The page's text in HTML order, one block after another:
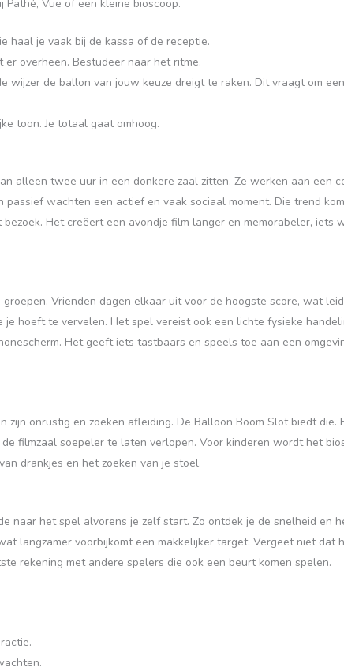
Vue of een kleine bioscoop.
haal je vaak bij de kassa of de receptie.
overheen. Bestudeer naar het ritme.
de ballon van jouw keuze dreigt te raken. Dit vraagt om
toon. Je totaal gaat omhoog.
alleen twee uur in een donkere zaal zitten. Ze werken aan een
wachten een actief en vaak sociaal moment. Die trend
Het creëert een avondje film langer en memorabeler, iets
Vrienden dagen elkaar uit voor de hoogste score, wat
hoeft te vervelen. Het spel vereist ook een lichte fysieke
Het geeft iets tastbaars en speels toe aan een
onrustig en zoeken afleiding. De Balloon Boom Slot biedt die.
filmzaal soepeler te laten verlopen. Voor kinderen wordt het
drankjes en het zoeken van je stoel.
naar het spel alvorens je zelf start. Zo ontdek je de snelheid en
langzamer voorbijkomt een makkelijker target. Vergeet niet dat
rekening met andere spelers die ook een beurt komen spelen.